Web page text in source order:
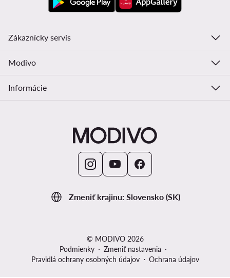
Zmeniť krajinu: Slovensko (SK)
Zákaznícky servis
Modivo
Informácie
© MODIVO 2026
Podmienky
Zmeniť nastavenia
Pravidlá ochrany osobných údajov
Ochrana údajov